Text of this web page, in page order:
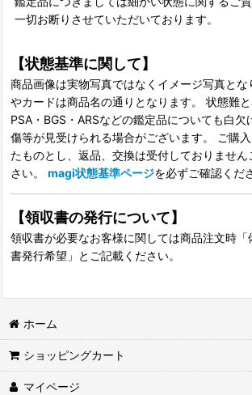
一切お断りさせていただいております。
【状態基準に関して】
商品画像は実物写真ではなくイメージ写真とな
やカードは商品名の通りとなります。 状態難
PSA・BGS・ARSなどの鑑定品についても白
傷等が見受けられる場合がございます。 ご購
たものとし、返品、交換は受付しておりませ
さい。 magi状態基準ページを必ずご確認くだ
【領収書の発行について】
領収書が必要なお客様に関しては商品注文時「
書発行希望」とご記載ください。
ホーム
ショッピングカート
マイページ